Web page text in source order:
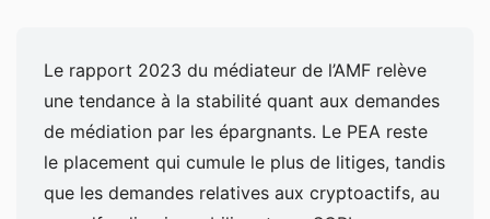
Le rapport 2023 du médiateur de l’AMF relève
une tendance à la stabilité quant aux demandes
de médiation par les épargnants. Le PEA reste
le placement qui cumule le plus de litiges, tandis
que les demandes relatives aux cryptoactifs, au